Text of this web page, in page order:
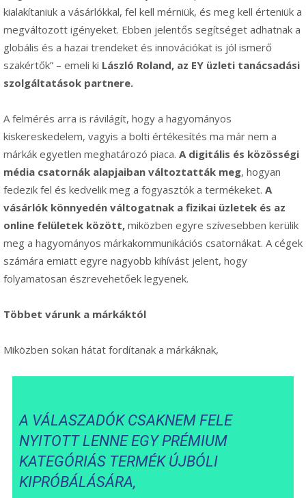
kialakítaniuk a vásárlókkal, fel kell mérniük, és meg kell érteniük a
megváltozott igényeket. Ebben jelentős segítséget adhatnak a
globális és a hazai trendeket és innovációkat is jól ismerő
szakértők” – emeli ki László Roland, az EY üzleti tanácsadási
szolgáltatások partnere.
A felmérés arra is rávilágít, hogy a hagyományos
kiskereskedelem, vagyis a bolti értékesítés ma már nem a
márkák egyetlen meghatározó piaca. A digitális és közösségi
média csatornák alapjaiban változtatták meg, hogyan
fedezik fel és kedvelik meg a fogyasztók a termékeket. A
vásárlók könnyedén váltogatnak a fizikai üzletek és az
online felületek között, miközben egyre szívesebben kerülik
meg a hagyományos márkakommunikációs csatornákat. A cégek
számára emiatt egyre nagyobb kihívást jelent, hogy
folyamatosan észrevehetőek legyenek.
Többet várunk a márkáktól
Miközben sokan hátat fordítanak a márkáknak,
A VÁLASZADÓK CSAKNEM FELE
NYITOTT LENNE EGY PRÉMIUM
KATEGÓRIÁS TERMÉK ÚJBÓLI
KIPRÓBÁLÁSÁRA,